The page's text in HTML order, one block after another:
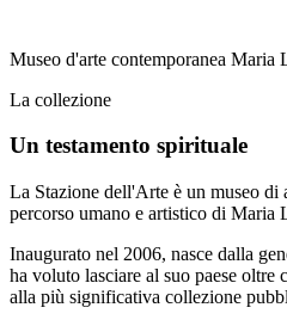
Museo d'arte contemporanea Maria
La collezione
Un testamento spirituale
La Stazione dell'Arte è un museo di
percorso umano e artistico di Maria
Inaugurato nel 2006, nasce dalla
ha voluto lasciare al suo paese oltre
alla più significativa collezione